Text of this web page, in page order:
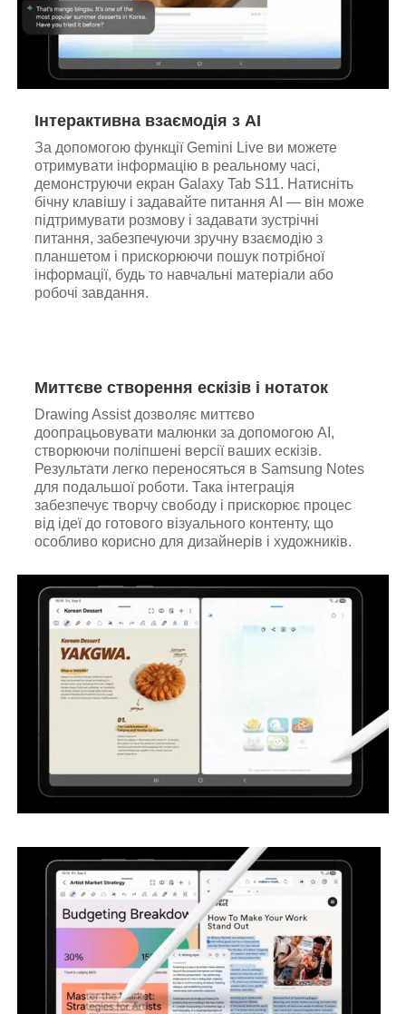
Інтерактивна взаємодія з AI
За допомогою функції Gemini Live ви можете
отримувати інформацію в реальному часі,
демонструючи екран Galaxy Tab S11. Натисніть
бічну клавішу і задавайте питання AI — він може
підтримувати розмову і задавати зустрічні
питання, забезпечуючи зручну взаємодію з
планшетом і прискорюючи пошук потрібної
інформації, будь то навчальні матеріали або
робочі завдання.
Миттєве створення ескізів і нотаток
Drawing Assist дозволяє миттєво
доопрацьовувати малюнки за допомогою AI,
створюючи поліпшені версії ваших ескізів.
Результати легко переносяться в Samsung Notes
для подальшої роботи. Така інтеграція
забезпечує творчу свободу і прискорює процес
від ідеї до готового візуального контенту, що
особливо корисно для дизайнерів і художників.